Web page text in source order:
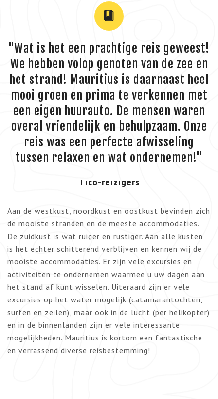
"Wat is het een prachtige reis geweest!
We hebben volop genoten van de zee en
het strand! Mauritius is daarnaast heel
mooi groen en prima te verkennen met
een eigen huurauto. De mensen waren
overal vriendelijk en behulpzaam. Onze
reis was een perfecte afwisseling
tussen relaxen en wat ondernemen!"
Tico-reizigers
Aan de westkust, noordkust en oostkust bevinden zich
de mooiste stranden en de meeste accommodaties.
De zuidkust is wat ruiger en rustiger. Aan alle kusten
is het echter schitterend verblijven en kennen wij de
mooiste accommodaties. Er zijn vele excursies en
activiteiten te ondernemen waarmee u uw dagen aan
het stand af kunt wisselen. Uiteraard zijn er vele
excursies op het water mogelijk (catamarantochten,
surfen en zeilen), maar ook in de lucht (per helikopter)
en in de binnenlanden zijn er vele interessante
mogelijkheden. Mauritius is kortom een fantastische
en verrassend diverse reisbestemming!